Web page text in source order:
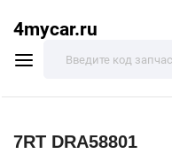
4mycar.ru
7RT DRA58801